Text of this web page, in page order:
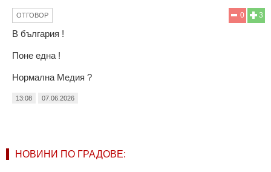
3
0
ОТГОВОР
В българия !
Поне една !
Нормална Медия ?
13:08 07.06.2026
НОВИНИ ПО ГРАДОВЕ: